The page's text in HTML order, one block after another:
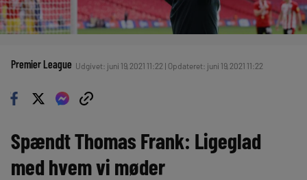
Premier League Udgivet: juni 19, 2021 11:22 | Opdateret: juni 19, 2021 11:22
Spændt Thomas Frank: Ligeglad
med hvem vi møder